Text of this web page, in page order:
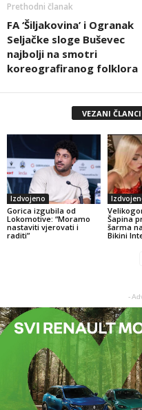
Prethodni članak
FA ‘Šiljakovina’ i Ogranak
Seljačke sloge Buševec
najbolji na smotri
koreografiranog folklora
VEZANI ČLANCI
Izdvojeno
Gorica izgubila od
Lokomotive: “Moramo
nastaviti vjerovati i
raditi”
Šapina
šarma
Bikini
-